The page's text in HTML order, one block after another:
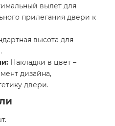
вылет для
прилегания двери к
высота для
Накладки в цвет –
дизайна,
двери.